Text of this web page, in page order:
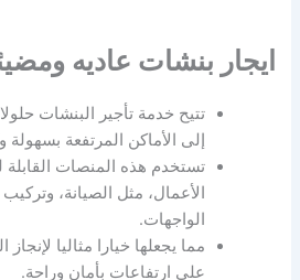
ايجار بنشات عاديه
تتيح خدمة تأجير البنشات
إلى الأماكن المرتفعة بسهولة
تستخدم هذه المنصات
الأعمال، مثل الصيانة،
الواجهات.
مما يجعلها خيارا مثاليا
على ارتفاعات بأمان وراحة.